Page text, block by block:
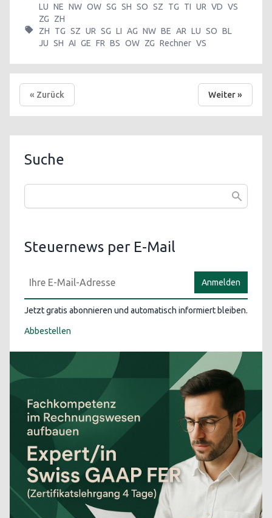
LU NE NW OW SG SH SO SZ TG TI UR VD VS
ZG
ZH
ZH
TG SZ UR SG LI AG NW BE AR LU SO BL
JU SH AI GE FR BS OW ZG Rechner VS
« Zurück Weiter »
Suche
Steuernews per E-Mail
Anmelden
Jetzt gratis abonnieren und automatisch informiert bleiben.
Abbestellen